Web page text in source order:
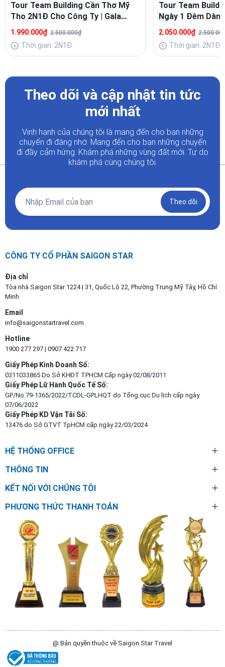
Tour Team Building Cần Thơ Mỹ
Tho 2N1Đ Cho Công Ty | Gala
Dinner
1.990.000₫ 2.500.000₫
Thời gian: 2N1Đ
Tour Team
Ngày 1 Đêm
Nghiệp
2.050.000₫
Thời gian: 2N1Đ
Theo dõi và cập nhật tin tức
mới nhất
Vinh hạnh của chúng tôi là mang đến cho bạn những
chuyến đi đáng nhớ. Mang đến cho bạn những chuyến
đi đầy cảm hứng. Khám phá những vùng đất mới. Tự do
khám phá cùng chúng tôi.
Theo dõi
CÔNG TY CỔ PHẦN SAIGON STAR
Địa chỉ
Tòa nhà Saigon Star 1224 | 31, Quốc Lộ 22, Phường Trung Mỹ Tây, Hồ Chí
Minh
Email
info@saigonstartravel.com
Hotline
1900 277 297 | 0907 422 717
Giấy Phép Kinh Doanh Số:
0311033865 Do Sở KHĐT TPHCM Cấp ngày 02/08/2011
Giấy Phép Lữ Hành Quốc Tế Số:
GP/No.79-1365/2022/TCDL-GPLHQT do Tổng cục Du lịch cấp ngày
07/06/2022
Giấy Phép KD Vận Tải Số:
13476 do Sở GTVT TpHCM cấp ngày 22/03/2024
HỆ THỐNG OFFICE
THÔNG TIN
KẾT NỐI VỚI CHÚNG TÔI
PHƯƠNG THỨC THANH TOÁN
@ Bản quyền thuộc về Saigon Star Travel